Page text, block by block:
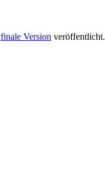
finale Version veröffentlicht.